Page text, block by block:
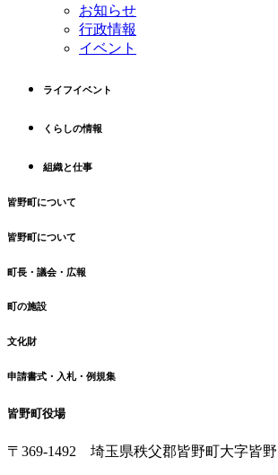
お知らせ
行政情報
イベント
ライフイベント
くらしの情報
組織と仕事
皆野町について
皆野町について
町長・議会・広報
町の施設
文化財
申請書式・入札・例規集
皆野町役場
〒369-1492 埼玉県秩父郡皆野町大字皆野